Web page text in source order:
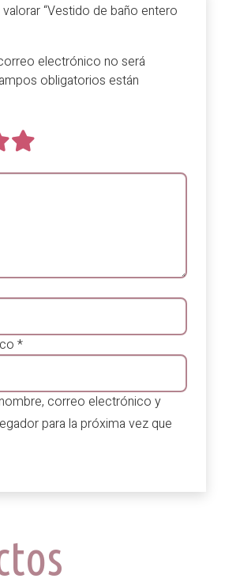
“Vestido de baño entero
electrónico no será
obligatorios están
*
correo electrónico y
para la próxima vez que